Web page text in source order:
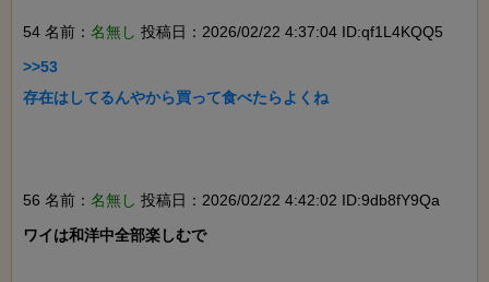
54 名前： 名無し 投稿日：2026/02/22 4:37:04 ID:qf1L4KQQ5
>>53
存在はしてるんやから買って食べたらよくね
56 名前： 名無し 投稿日：2026/02/22 4:42:02 ID:9db8fY9Qa
ワイは和洋中全部楽しむで